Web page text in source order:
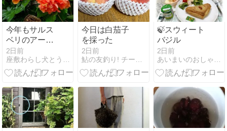
今年もサルス
ベリのアーチ
★Ｃａｆｅコ
ーナーのリニ
ューアル
2日前
今日は白茄子
を採った
2日前
🍃スウィート
バジル
2日前